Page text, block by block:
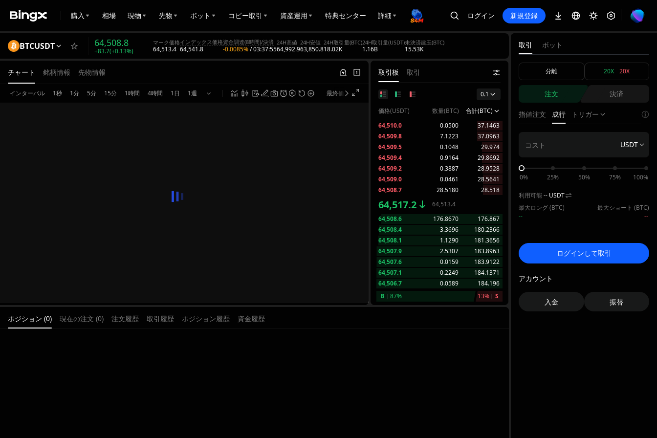
購入 相場 現物 先物 ボット コピー取引 資産運用 特典センター 詳細 ログイン 新規登録
BTCUSDT 64,508.8
+83.7(+0.13%)
マーク価格
64,513.4
インデックス価格
64,541.8
資金調達(8時間)/決済
-0.0085% /03:37:55
24H高値
64,992.9
24H安値
63,850.8
24H取引量(BTC)
18.02K
24H取引量(USDT)
1.16B
未決済建玉(BTC)
15.53K
チャート 銘柄情報 先物情報
インターバル 1秒 1分 5分 15分 1時間 4時間 1日 1週 最終価格 TradingView
取引板 取引
0.1
価格(USDT) 数量(BTC) 合計(BTC)
64,510.0 0.0500
37.1463
64,509.8
7.1223
37.0963
64,509.5
0.1048
29.974
64,509.4
0.9164
29.8692
64,509.2
0.3887
28.9528
64,509.0
0.0461
28.5641
64,508.7
28.5180 28.518
64,517.2 64,513.4
64,508.6 176.8670
176.867
64,508.4
3.3696
180.2366
64,508.1
1.1290
181.3656
64,507.9
2.5307
183.8963
64,507.6
0.0159
183.9122
64,507.1
0.2249
184.1371
64,506.7
0.0589 184.196
B 87% 13% S
取引 ボット
分離 20X 20X
注文 決済
指値注文 成行 トリガー
USDT
0% 25% 50% 75% 100%
利用可能 -- USDT
最大ロング ( BTC)
--
最大ショート ( BTC)
--
ログインして取引
アカウント
入金 振替
ポジション (0) 現在の注文 (0) 注文履歴 取引履歴 ポジション履歴 資金履歴